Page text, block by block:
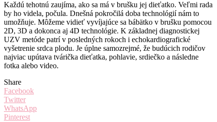
Každú tehotnú zaujíma, ako sa má v brušku jej dieťatko. Veľmi rada
by ho videla, počula. Dnešná pokročilá doba technológií nám to
umožňuje. Môžeme vidieť vyvíjajúce sa bábätko v brušku pomocou
2D, 3D a dokonca aj 4D technológie. K základnej diagnostickej
UZV metóde patrí v posledných rokoch i echokardiografické
vyšetrenie srdca plodu. Je úplne samozrejmé, že budúcich rodičov
najviac upútava tvárička dieťatka, pohlavie, srdiečko a následne
fotka alebo video.
Share
Facebook
Twitter
WhatsApp
Pinterest